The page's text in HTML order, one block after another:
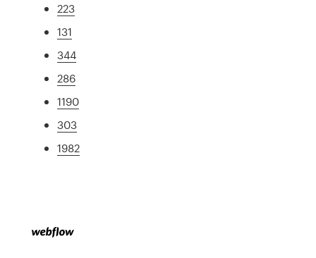
223
131
344
286
1190
303
1982